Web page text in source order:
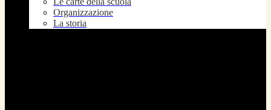
Organizzazione
La storia